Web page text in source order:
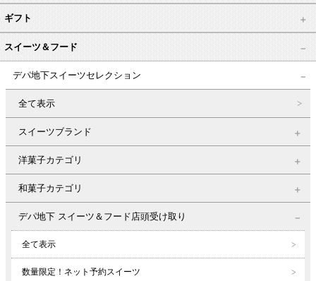
ギフト
スイーツ＆フード
デパ地下スイーツセレクション
全て表示
スイーツブランド
洋菓子カテゴリ
和菓子カテゴリ
デパ地下 スイーツ＆フード店頭受け取り
全て表示
数量限定！ネット予約スイーツ